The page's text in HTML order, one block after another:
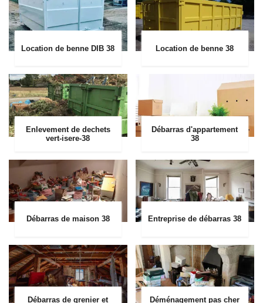
Location de benne DIB 38 Location de benne 38
Enlevement de dechets
vert-isere-38
Débarras d'appartement
38
Débarras de maison 38 Entreprise de débarras 38
Débarras de grenier et Déménagement pas cher